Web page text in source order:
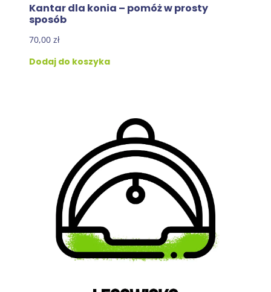
Kantar dla konia – pomóż w prosty
sposób
70,00 zł
Dodaj do koszyka